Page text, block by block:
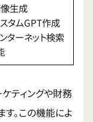
生成
タムGPT作成
ターネット検索
ティングや財務
。この機能によ